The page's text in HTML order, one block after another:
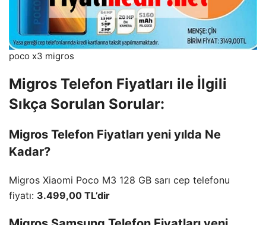
poco x3 migros
Migros Telefon Fiyatları ile İlgili
Sıkça Sorulan Sorular:
Migros Telefon Fiyatları yeni yılda Ne
Kadar?
Migros Xiaomi Poco M3 128 GB sarı cep telefonu
fiyatı: 3.499,00 TL’dir